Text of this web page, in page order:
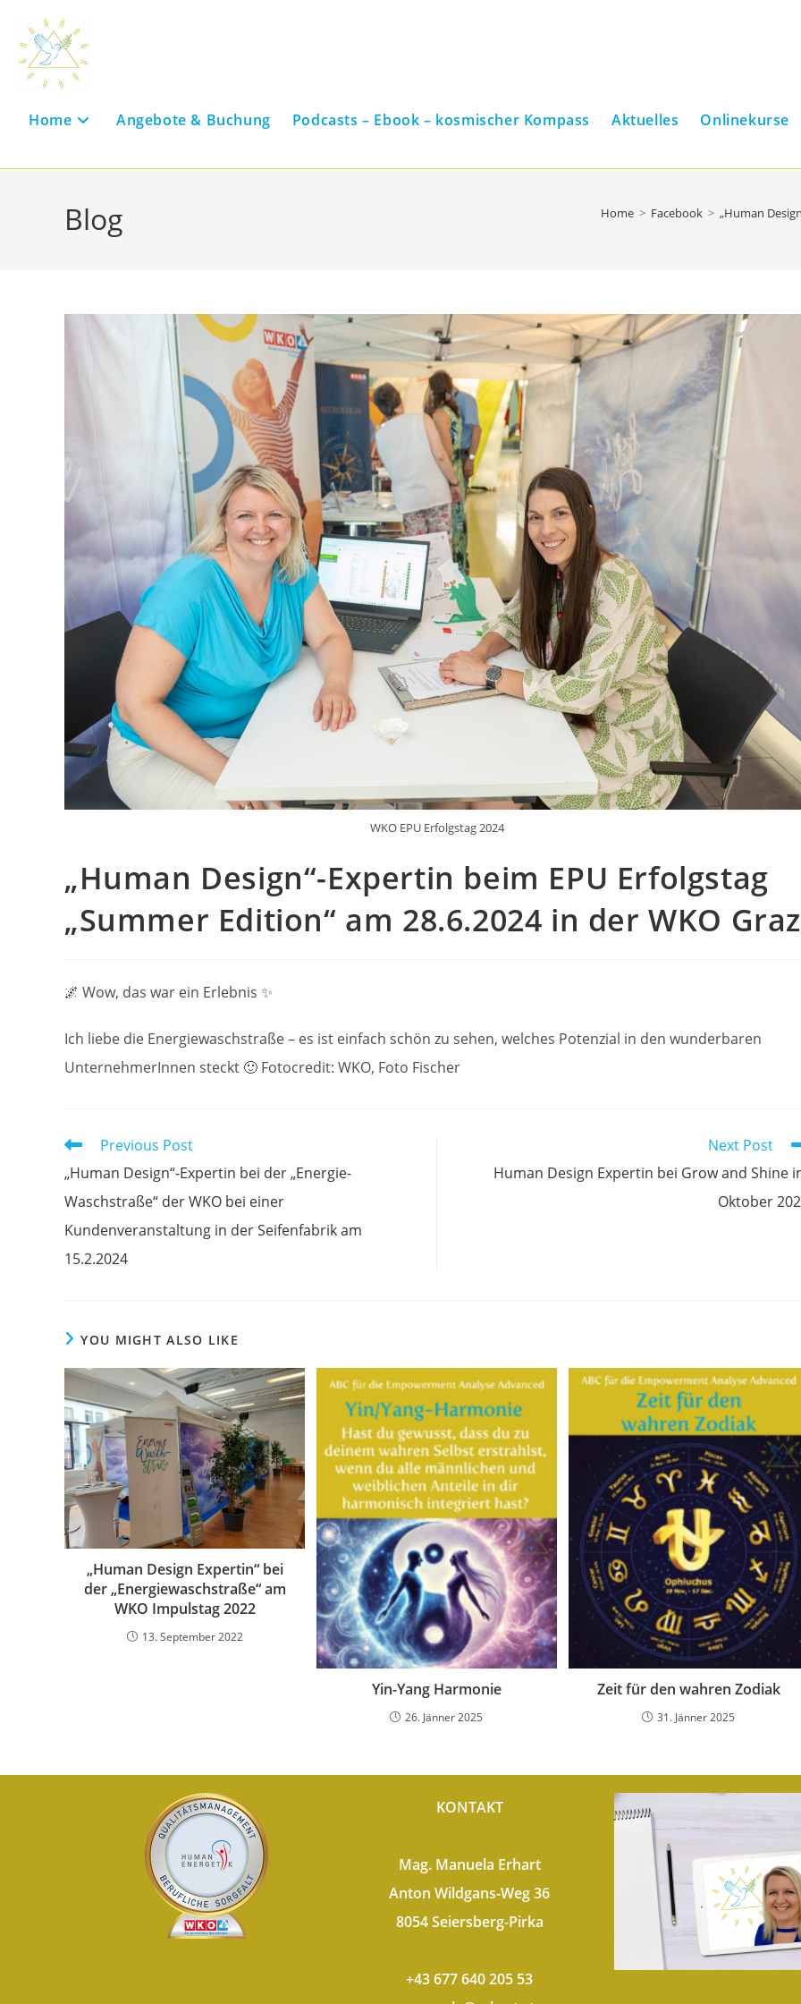
content
Home Angebote & Buchung Podcasts – Ebook – kosmischer Kompass Aktuelles Onlinekurse
Blog Home > Facebook > „Human
WKO EPU Erfolgstag 2024
„Human Design“-Expertin beim EPU Erfolgstag
„Summer Edition“ am 28.6.2024 in der WKO Graz
🌌 Wow, das war ein Erlebnis ✨
Ich liebe die Energiewaschstraße – es ist einfach schön zu sehen, welches Potenzial in den wunderbaren
UnternehmerInnen steckt 🙂 Fotocredit: WKO, Foto Fischer
Read
articles
Previous Post
„Human Design“-Expertin bei der „Energie-
Waschstraße“ der WKO bei einer
Kundenveranstaltung in der Seifenfabrik am
15.2.2024
Next Post
Human Design Expertin bei Grow and Shine
Oktober
YOU MIGHT ALSO LIKE
„Human Design Expertin“ bei
der „Energiewaschstraße“ am
WKO Impulstag 2022
13. September 2022
Yin-Yang Harmonie
26. Jänner 2025
Zeit für den wahren Zodiak
31. Jänner 2025
KONTAKT
Mag. Manuela Erhart
Anton Wildgans-Weg 36
8054 Seiersberg-Pirka
+43 677 640 205 53​